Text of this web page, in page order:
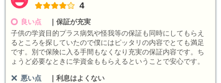
4
良い点
保証が充実
子供の学資目的プラス病気や怪我等の保証も同時にしてもらえ
るところを探していたので僕にはピッタリの内容でとても満足
です。別で保険に入る手間もなくなり充実の保証内容です。ち
ょうど必要なときに学資金ももらえるということで安心です。
悪い点
利息はよくない